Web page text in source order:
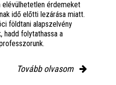
elévülhetetlen érdemeket
idő előtti lezárása miatt.
földtani alapszelvény
hadd folytathassa a
Tovább olvasom